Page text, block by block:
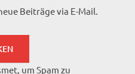
Beiträge via E-Mail.
um Spam zu